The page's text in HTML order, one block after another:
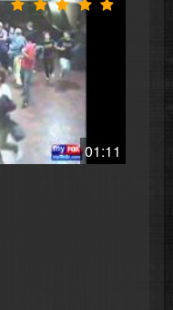
01:11